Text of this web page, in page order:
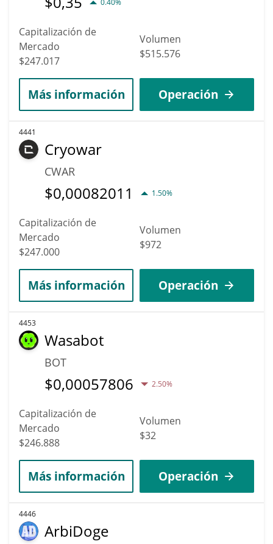
Capitalización de
Mercado
$247.017
Volumen
$515.576
Más información Operación
4441
Cryowar
CWAR
$0,00082011 1.50%
Capitalización de
Mercado
$247.000
Volumen
$972
Más información Operación
4453
Wasabot
BOT
$0,00057806 2.50%
Capitalización de
Mercado
$246.888
Volumen
$32
Más información Operación
4446
ArbiDoge